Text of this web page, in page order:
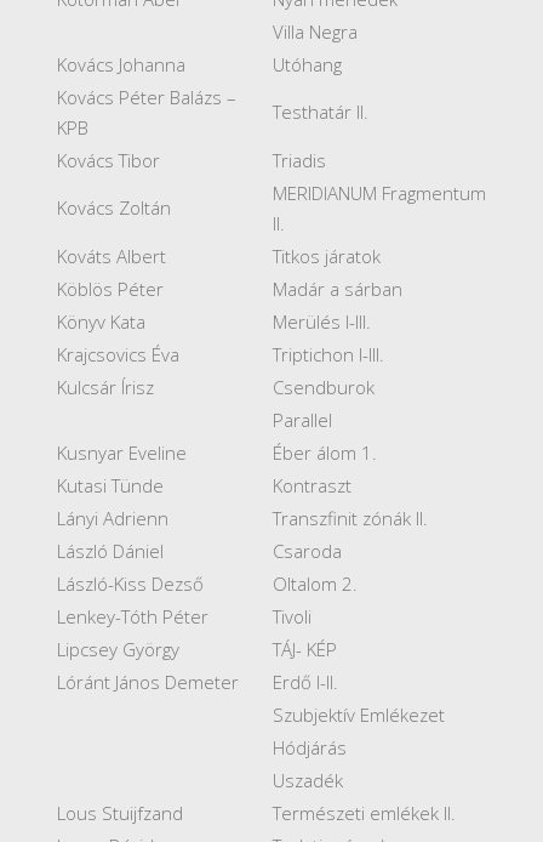
Villa Negra
Kovács Johanna
Utóhang
Kovács Péter Balázs –
KPB
Testhatár II.
Kovács Tibor
Triadis
Kovács Zoltán
MERIDIANUM Fragmentum
II.
Kováts Albert
Titkos járatok
Köblös Péter
Madár a sárban
Könyv Kata
Merülés I-III.
Krajcsovics Éva
Triptichon I-III.
Kulcsár Írisz
Csendburok
Parallel
Kusnyar Eveline
Éber álom 1.
Kutasi Tünde
Kontraszt
Lányi Adrienn
Transzfinit zónák II.
László Dániel
Csaroda
László-Kiss Dezső
Oltalom 2.
Lenkey-Tóth Péter
Tivoli
Lipcsey György
TÁJ- KÉP
Lóránt János Demeter
Erdő I-II.
Szubjektív Emlékezet
Hódjárás
Uszadék
Lous Stuijfzand
Természeti emlékek II.